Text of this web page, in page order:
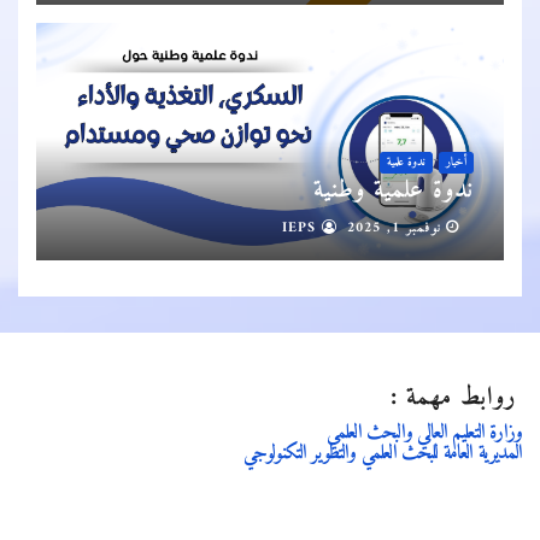
أخبار ندوة علمية
ندوة علمية وطنية
نوفمبر 1, 2025
روابط مهمة :
وزارة التعليم العالي والبحث العلمي
المديرية العامة للبحث العلمي والتطوير التكنولوجي